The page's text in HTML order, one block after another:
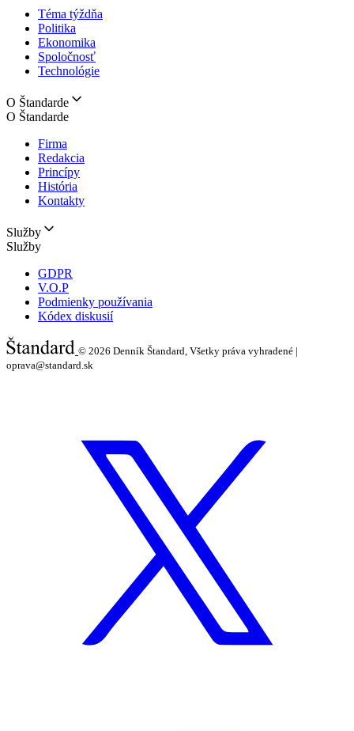
Téma týždňa
Politika
Ekonomika
Spoločnosť
Technológie
O Štandarde
O Štandarde
Firma
Redakcia
Princípy
História
Kontakty
Služby
Služby
GDPR
V.O.P
Podmienky používania
Kódex diskusií
© 2026 Denník Štandard, Všetky práva vyhradené |
oprava@standard.sk